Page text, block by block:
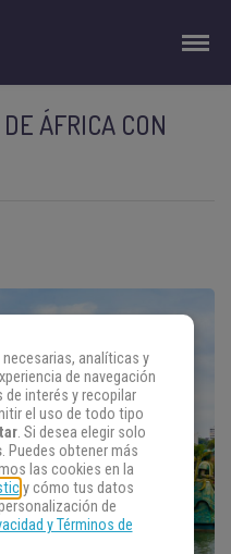
ÁFRICA CON
analíticas y
de navegación
interés y recopilar
el uso de todo tipo
. Si desea elegir solo
. Puedes obtener más
las cookies en la
y cómo tus datos
de
y Términos de